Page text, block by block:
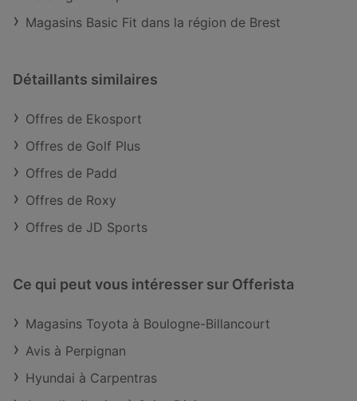
Magasins Basic Fit dans la région de Brest
Détaillants similaires
Offres de Ekosport
Offres de Golf Plus
Offres de Padd
Offres de Roxy
Offres de JD Sports
Ce qui peut vous intéresser sur Offerista
Magasins Toyota à Boulogne-Billancourt
Avis à Perpignan
Hyundai à Carpentras